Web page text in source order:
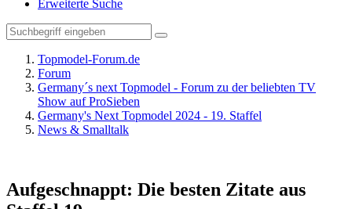
Erweiterte Suche
Topmodel-Forum.de
Forum
Germany´s next Topmodel - Forum zu der beliebten TV
Show auf ProSieben
Germany's Next Topmodel 2024 - 19. Staffel
News & Smalltalk
Aufgeschnappt: Die besten Zitate aus